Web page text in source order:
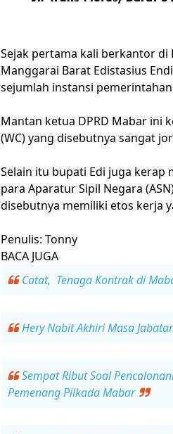
Sejak pertama kali berkantor di
Manggarai Barat Edistasius
sejumlah instansi
Mantan ketua DPRD Mabar ini
(WC) yang disebutnya sangat
Selain itu bupati Edi juga
para Aparatur Sipil Negara
disebutnya memiliki etos kerja
Penulis: Tonny
BACA JUGA
Catat, Tenaga Kontrak di
Hery Nabit Akhiri Masa
Sempat Ribut Soal
Pemenang Pilkada Mabar